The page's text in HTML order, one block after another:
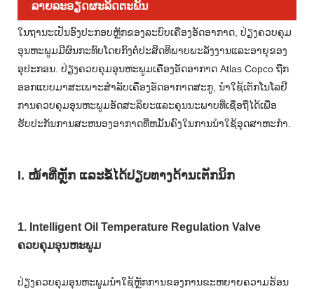
ລາຍ​ລະ​ອຽດ​ຜະ​ລິດ​ຕະ​ພັນ
ໃນຖານະເປັນອົງປະກອບຫຼັກຂອງລະບົບເຄື່ອງອັດອາກາດ, ປ່ຽງຄວບຄຸມ
ອຸນຫະພູມມີຜົນກະທົບໂດຍກົງຕໍ່ປະສິດທິພາບພະລັງງານແລະອາຍຸຂອງ
ອຸປະກອນ. ປ່ຽງຄວບຄຸມອຸນຫະພູມເຄື່ອງອັດອາກາດ Atlas Copco ຖືກ
ອອກແບບມາສະເພາະສໍາລັບເຄື່ອງອັດອາກາດສະກູ, ນໍາໃຊ້ເຕັກໂນໂລຢີ
ການຄວບຄຸມອຸນຫະພູມອັດສະລິຍະແລະຄຸນນະພາບທີ່ເຊື່ອຖືໄດ້ເພື່ອ
ຮັບປະກັນການສະຫນອງອາກາດທີ່ຫມັ້ນຄົງໃນການນໍາໃຊ້ອຸດສາຫະກໍາ.
I. ໜ້າທີ່ຫຼັກ ແລະຂໍ້ໄດ້ປຽບທາງດ້ານເຕັກນິກ
1. Intelligent Oil Temperature Regulation Valve
ຄວບຄຸມອຸນຫະພູມ
ປ່ຽງຄວບຄຸມອຸນຫະພູມນໍາໃຊ້ຫຼັກການຂອງການຂະຫຍາຍຄວາມຮ້ອນ